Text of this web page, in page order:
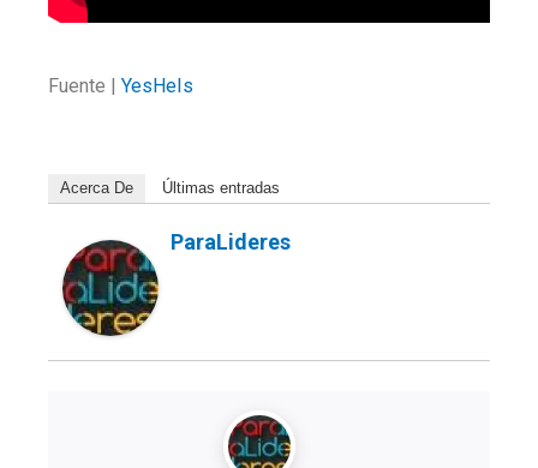
Fuente | YesHeIs
Acerca De Últimas entradas
ParaLideres